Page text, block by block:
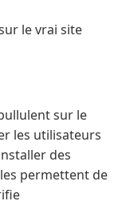
le vrai site
sur le
les utilisateurs
des
permettent de